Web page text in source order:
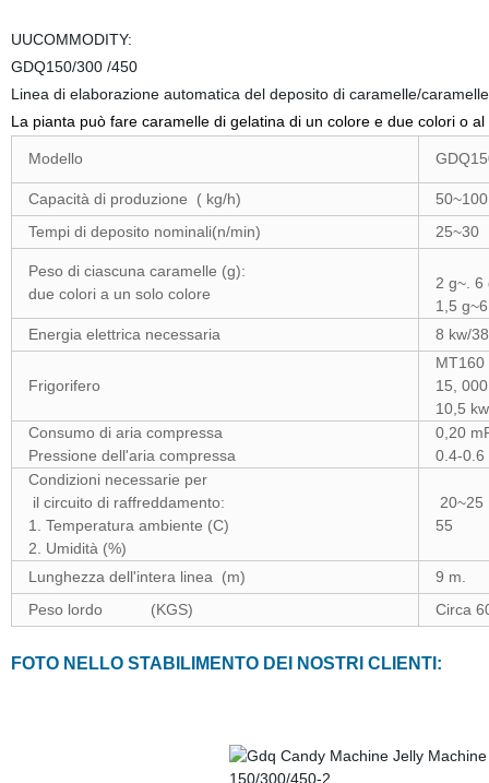
UUCOMMODITY:
GDQ150/300 /450
Linea di elaborazione automatica del deposito di caramelle/
La pianta può fare caramelle di gelatina di un colore e due colori o
Modello
Capacità di produzione ( kg/h)
50~100
Tempi di deposito nominali(n/min)
25~30
Peso di ciascuna caramelle (g):
due colori a un solo colore
2 g~. 6
1,5
Energia elettrica necessaria
8 kw/
Frigorifero
MT160
15,
10,5 kw
Consumo di aria compressa
Pressione dell'aria compressa
0,20
0.4-0.6
Condizioni necessarie per
il circuito di raffreddamento:
1. Temperatura ambiente (C)
2. Umidità (%)
20~25
55
Lunghezza dell'intera linea (m)
9 m.
Peso lordo (KGS)
Circa
FOTO NELLO STABILIMENTO DEI NOSTRI CLIENTI: